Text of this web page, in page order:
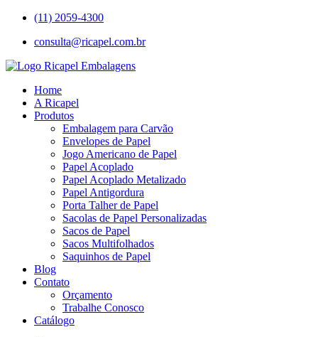
(11) 2059-4300
consulta@ricapel.com.br
Home
A Ricapel
Produtos
Embalagem para Carvão
Envelopes de Papel
Jogo Americano de Papel
Papel Acoplado
Papel Acoplado Metalizado
Papel Antigordura
Porta Talher de Papel
Sacolas de Papel Personalizadas
Sacos de Papel
Sacos Multifolhados
Saquinhos de Papel
Blog
Contato
Orçamento
Trabalhe Conosco
Catálogo